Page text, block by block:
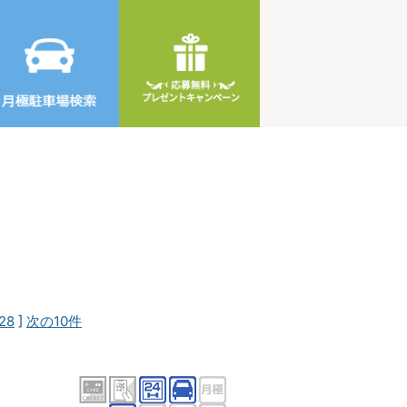
] 次の10件